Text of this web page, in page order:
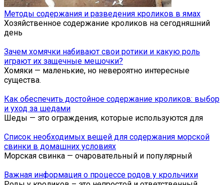
Методы содержания и разведения кроликов в ямах
Хозяйственное содержание кроликов на сегодняшний
день
Зачем хомячки набивают свои ротики и какую роль
играют их защечные мешочки?
Хомяки — маленькие, но невероятно интересные
существа.
Как обеспечить достойное содержание кроликов: выбор
и уход за шедами
Шеды — это ограждения, которые используются для
Список необходимых вещей для содержания морской
свинки в домашних условиях
Морская свинка — очаровательный и популярный
Важная информация о процессе родов у крольчихи